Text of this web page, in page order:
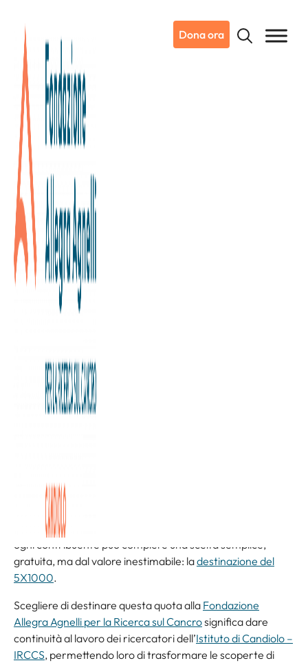
Dona ora
29/04/2026
5X1000: guida alla
compilazione (730/CU)
Con l’arrivo della primavera entriamo ufficialmente nella
stagione della dichiarazione dei redditi. È il momento in cui
ogni contribuente può compiere una scelta semplice,
gratuita, ma dal valore inestimabile: ladestinazione del
5X1000.
Scegliere di destinare questa quota alla Fondazione
Allegra Agnelli per la Ricerca sul Cancrosignifica dare
continuità al lavoro dei ricercatori dell’Istituto di Candiolo –
IRCCS, permettendo loro di trasformare le scoperte di